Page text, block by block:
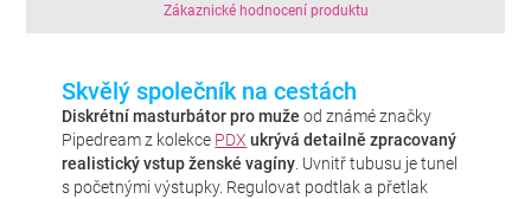
Zákaznické hodnocení produktu
Skvělý společník na cestách
Diskrétní masturbátor pro muže od známé značky
Pipedream z kolekce PDX ukrývá detailně zpracovaný
realistický vstup ženské vagíny. Uvnitř tubusu je tunel
s početnými výstupky. Regulovat podtlak a přetlak